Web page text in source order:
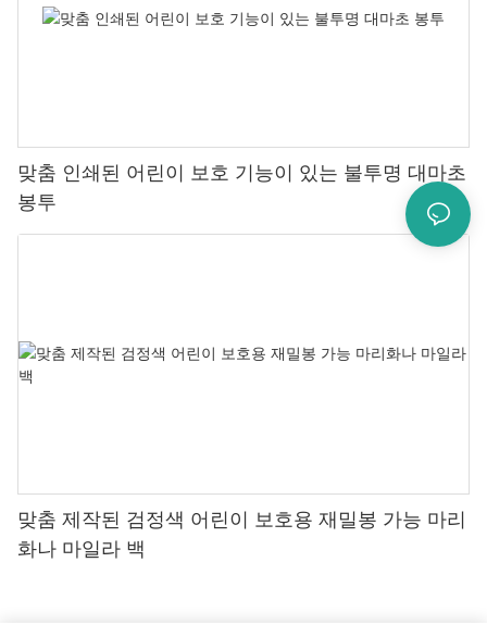
맞춤 인쇄된 어린이 보호 기능이 있는 불투명 대마초
봉투
맞춤 제작된 검정색 어린이 보호용 재밀봉 가능 마리
화나 마일라 백